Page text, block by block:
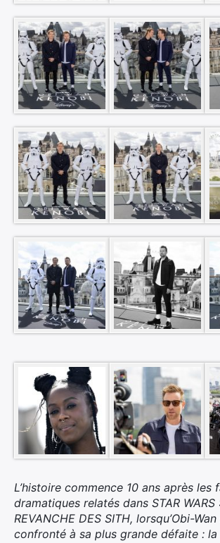
L’histoire commence 10 ans après les
dramatiques relatés dans STAR WARS
REVANCHE DES SITH, lorsqu’Obi-
confronté à sa plus grande défaite :